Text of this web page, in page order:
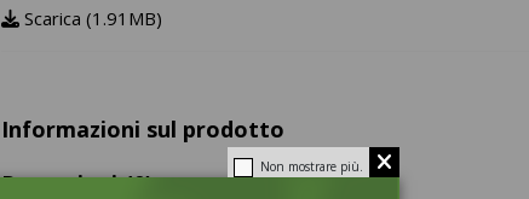
Scarica (1.91MB)
Informazioni sul prodotto
Recensioni (0)
Non mostrare più.